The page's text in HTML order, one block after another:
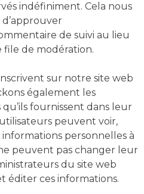
indéfiniment. Cela nous
de suivi au lieu
file de modération.
sur notre site web
également les
fournissent dans leur
peuvent voir,
personnelles à
peuvent pas changer leur
du site web
éditer ces informations.